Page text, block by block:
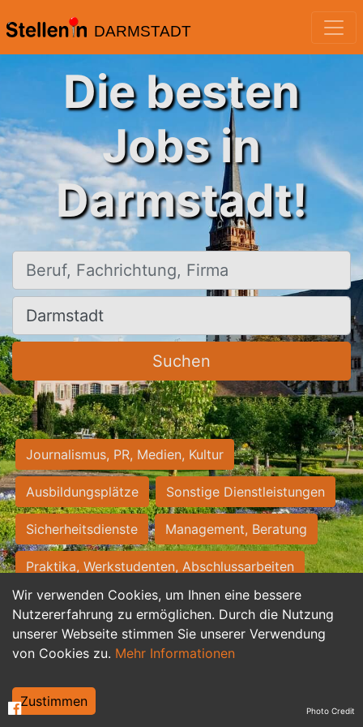
DARMSTADT
Wir verwenden Cookies, um Ihnen eine bessere
Nutzererfahrung zu ermöglichen. Durch die Nutzung
unserer Webseite stimmen Sie unserer Verwendung
von Cookies zu. Mehr Informationen
Zustimmen
Die besten
Jobs in
Darmstadt!
Beruf, Fachrichtung, Firma
Ort, Stadt
Suchen
Journalismus, PR, Medien, Kultur
Ausbildungsplätze Sonstige Dienstleistungen
Sicherheitsdienste Management, Beratung
Praktika, Werkstudenten, Abschlussarbeiten
Personalwesen Assistenz, Sekretariat
Hilfskräfte, Aushilfs- und Nebenjobs
Weiterbildung, Studium, duale Ausbildung Photo Credit